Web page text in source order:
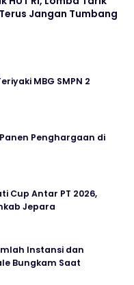
Jangan Tumbang
MBG SMPN 2
Penghargaan di
Cup Antar PT 2026,
Jepara
Instansi dan
Bungkam Saat